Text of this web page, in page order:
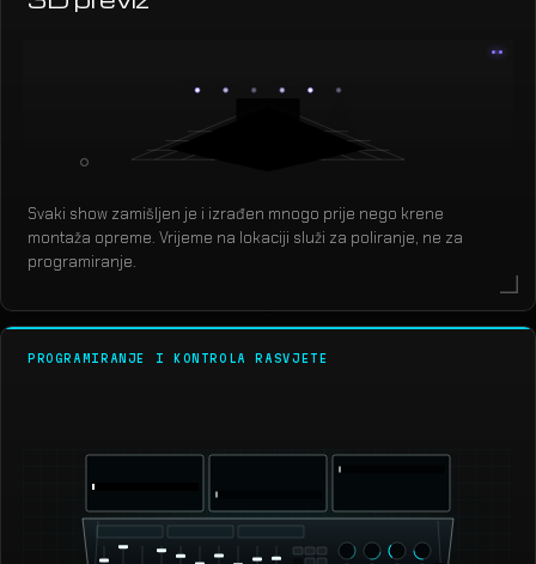
Svaki show zamišljen je i izrađen mnogo prije nego krene
montaža opreme. Vrijeme na lokaciji služi za poliranje, ne za
programiranje.
PROGRAMIRANJE I KONTROLA RASVJETE